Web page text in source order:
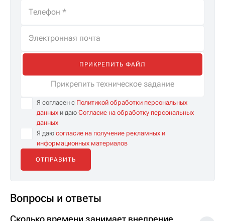
ПРИКРЕПИТЬ ФАЙЛ
Прикрепить техническое задание
Я согласен с Политикой обработки персональных
данных и даю Согласие на обработку персональных
данных
Я даю согласие на получение рекламных и
информационных материалов
Вопросы и ответы
Сколько времени занимает внедрение